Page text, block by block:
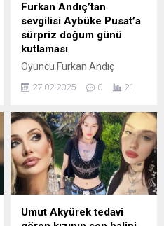
Furkan Andıç’tan
sevgilisi Aybüke Pusat’a
sürpriz doğum günü
kutlaması
Oyuncu Furkan Andıç
melektaşı da olan sevgilisi
Aybüke Pusat'ın doğum
sürpriz bir kutlama
düzenledi.
27.02.2025 0 21
Umut Akyürek tedavi